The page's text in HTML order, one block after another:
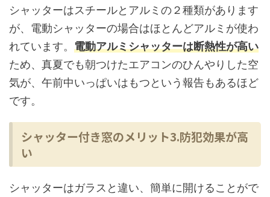
シャッターはスチールとアルミの２種類があります
が、電動シャッターの場合はほとんどアルミが使わ
れています。 電動アルミシャッターは断熱性が高い
ため、真夏でも朝つけたエアコンのひんやりした空
気が、午前中いっぱいはもつという報告もあるほど
です。
シャッター付き窓のメリット3.防犯効果が高
い
シャッターはガラスと違い、簡単に開けることがで